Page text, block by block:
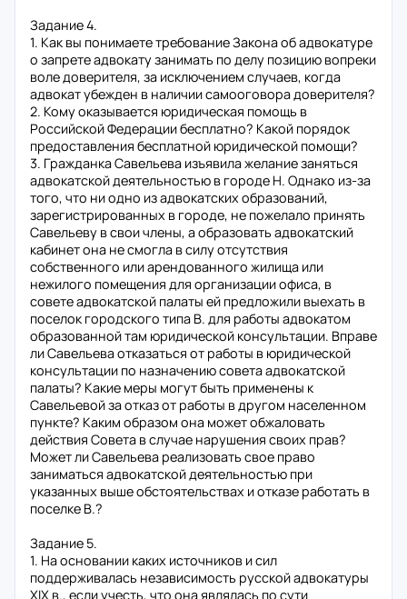
Задание 4.
1. Как вы понимаете требование Закона об адвокатуре
о запрете адвокату занимать по делу позицию вопреки
воле доверителя, за исключением случаев, когда
адвокат убежден в наличии самооговора доверителя?
2. Кому оказывается юридическая помощь в
Российской Федерации бесплатно? Какой порядок
предоставления бесплатной юридической помощи?
3. Гражданка Савельева изъявила желание заняться
адвокатской деятельностью в городе Н. Однако из-за
того, что ни одно из адвокатских образований,
зарегистрированных в городе, не пожелало принять
Савельеву в свои члены, а образовать адвокатский
кабинет она не смогла в силу отсутствия
собственного или арендованного жилища или
нежилого помещения для организации офиса, в
совете адвокатской палаты ей предложили выехать в
поселок городского типа В. для работы адвокатом
образованной там юридической консультации. Вправе
ли Савельева отказаться от работы в юридической
консультации по назначению совета адвокатской
палаты? Какие меры могут быть применены к
Савельевой за отказ от работы в другом населенном
пункте? Каким образом она может обжаловать
действия Совета в случае нарушения своих прав?
Может ли Савельева реализовать свое право
заниматься адвокатской деятельностью при
указанных выше обстоятельствах и отказе работать в
поселке В.?
Задание 5.
1. На основании каких источников и сил
поддерживалась независимость русской адвокатуры
XIX в., если учесть, что она являлась по сути